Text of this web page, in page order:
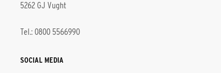
5262 GJ Vught
Tel.: 0800 5566990
SOCIAL MEDIA